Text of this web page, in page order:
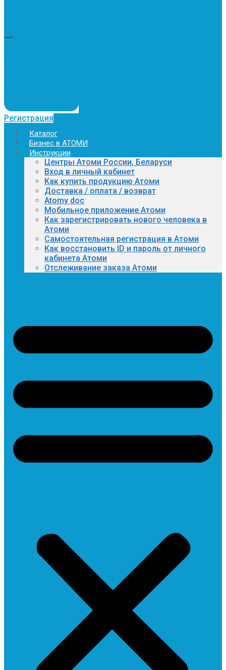
Регистрация
Каталог
Бизнес в АТОМИ
Инструкции
Центры Атоми России, Беларуси
Вход в личный кабинет
Как купить продукцию Атоми
Доставка / оплата / возврат
Atomy doc
Мобильное приложение Атоми
Как зарегистрировать нового человека в
Атоми
Самостоятельная регистрация в Атоми
Как восстановить ID и пароль от личного
кабинета Атоми
Отслеживание заказа Атоми